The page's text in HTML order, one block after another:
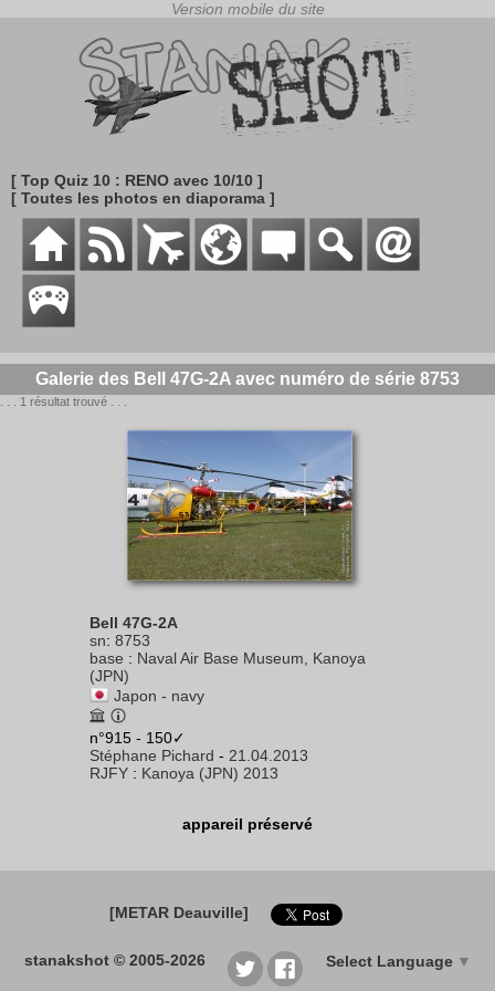
[ Top Quiz 10 : RENO avec 10/10 ]
[ Toutes les photos en diaporama ]
Galerie des Bell 47G-2A avec numéro de série 8753
. . . 1 résultat trouvé . . .
Bell 47G-2A
sn: 8753
base : Naval Air Base Museum, Kanoya
(JPN)
Japon - navy
n°915 - 150✓
Stéphane Pichard - 21.04.2013
RJFY : Kanoya (JPN) 2013
appareil préservé
[METAR Deauville]
stanakshot © 2005-2026 Select Language ▼